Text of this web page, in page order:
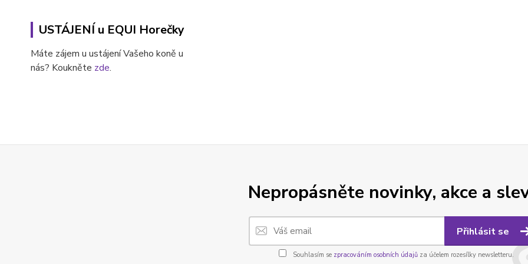
USTÁJENÍ u EQUI Horečky
Máte zájem u ustájení Vašeho koně u
nás? Koukněte zde.
Nepropásněte novinky, akce a
Přihlásit se
Souhlasím se zpracováním osobních údajůza účelem rozesílky newsletteru.